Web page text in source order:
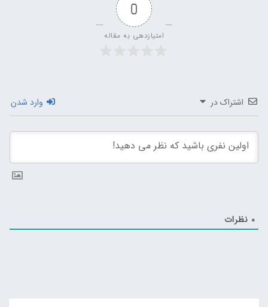
0
امتیازدهی به مقاله
اشتراک در وارد شدن
0 نظرات